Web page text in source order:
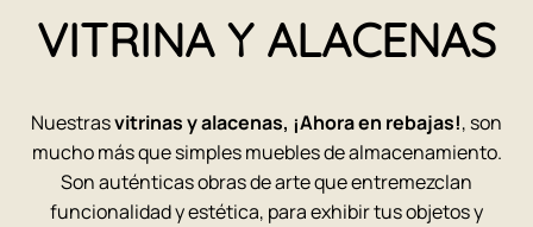
VITRINA Y ALACENAS
Nuestrasvitrinas y alacenas, ¡Ahora en rebajas!, son
mucho más que simples muebles de almacenamiento.
Son auténticas obras de arte que entremezclan
funcionalidad y estética, para exhibir tus objetos y